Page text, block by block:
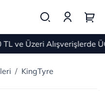
ve Üzeri Alışverişlerde
KingTyre